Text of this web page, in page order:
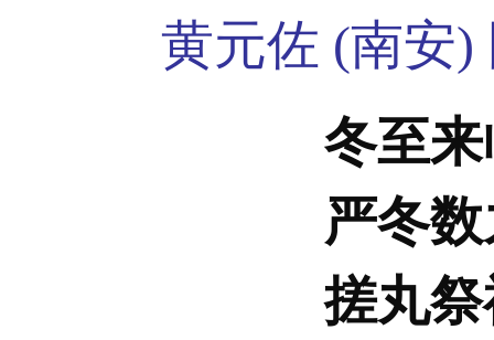
黄元佐 (南安)
冬至
严冬
搓丸